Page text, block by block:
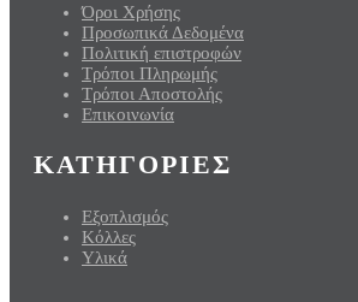
Όροι Χρήσης
Προσωπικά Δεδομένα
Πολιτική επιστροφών
Τρόποι Πληρωμής
Τρόποι Αποστολής
Επικοινωνία
ΚΑΤΗΓΟΡΙΕΣ
Εξοπλισμός
Κόλλες
Υλικά